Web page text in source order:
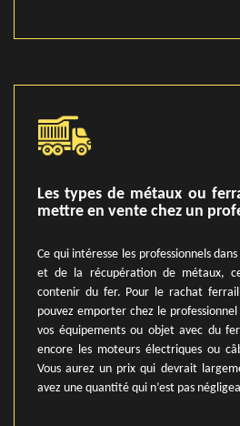
Les types de métaux ou
mettre en vente chez un
Ce qui intéresse les professionnels
et de la récupération de métaux,
contenir du fer. Pour le rachat
pouvez emporter chez le
vos équipements ou objet avec du
encore les moteurs électriques ou
Vous aurez un prix qui devrait
avez une quantité qui n’est pas